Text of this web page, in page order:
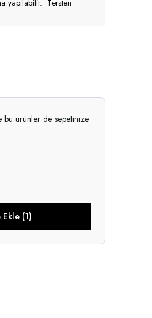
yapılabilir.• Tersten
ürünler de sepetinize
(1)